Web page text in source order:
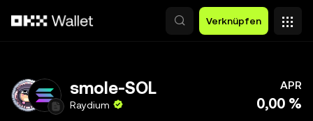
Verknüpfen
smole-SOL
Raydium
APR
0,00 %